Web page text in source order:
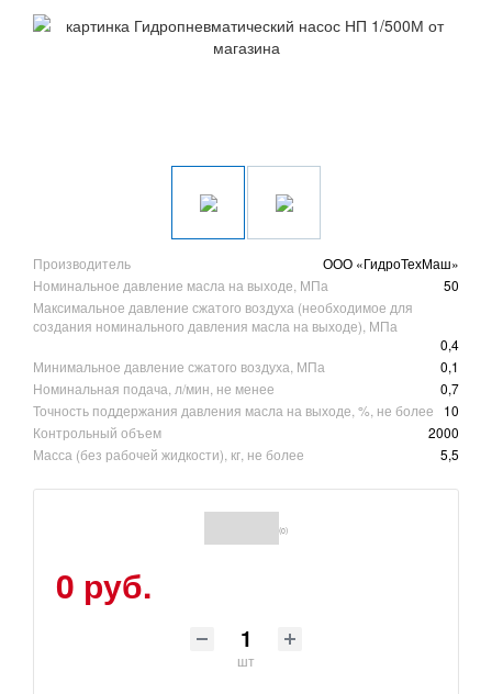
Производитель
ООО «ГидроТехМаш»
Номинальное давление масла на выходе, МПа
50
Максимальное давление сжатого воздуха (необходимое для
создания номинального давления масла на выходе), МПа
0,4
Минимальное давление сжатого воздуха, МПа
0,1
Номинальная подача, л/мин, не менее
0,7
Точность поддержания давления масла на выходе, %, не более
10
Контрольный объем
2000
Масса (без рабочей жидкости), кг, не более
5,5
(0)
0 руб.
шт